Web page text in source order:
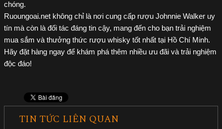
chóng.
Ruoungoai.net không chỉ là nơi cung cấp rượu Johnnie Walker uy
tín mà còn là đối tác đáng tin cậy, mang đến cho bạn trải nghiệm
mua sắm và thưởng thức rượu whisky tốt nhất tại Hồ Chí Minh.
Hãy đặt hàng ngay để khám phá thêm nhiều ưu đãi và trải nghiệm
độc đáo!
TIN TỨC LIÊN QUAN